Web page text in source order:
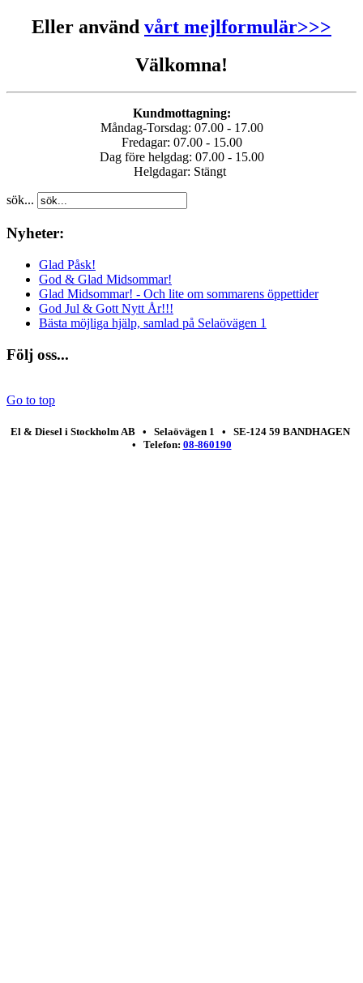
Eller använd vårt mejlformulär>>>
Välkomna!
Kundmottagning:
Måndag-Torsdag: 07.00 - 17.00
Fredagar: 07.00 - 15.00
Dag före helgdag: 07.00 - 15.00
Helgdagar: Stängt
sök...
Nyheter:
Glad Påsk!
God & Glad Midsommar!
Glad Midsommar! - Och lite om sommarens öppettider
God Jul & Gott Nytt År!!!
Bästa möjliga hjälp, samlad på Selaövägen 1
Följ oss...
Go to top
El & Diesel i Stockholm AB • Selaövägen 1 • SE-124 59 BANDHAGEN
• Telefon: 08-860190